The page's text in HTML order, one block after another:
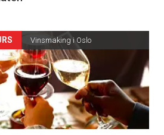
Vinsmaking i Oslo